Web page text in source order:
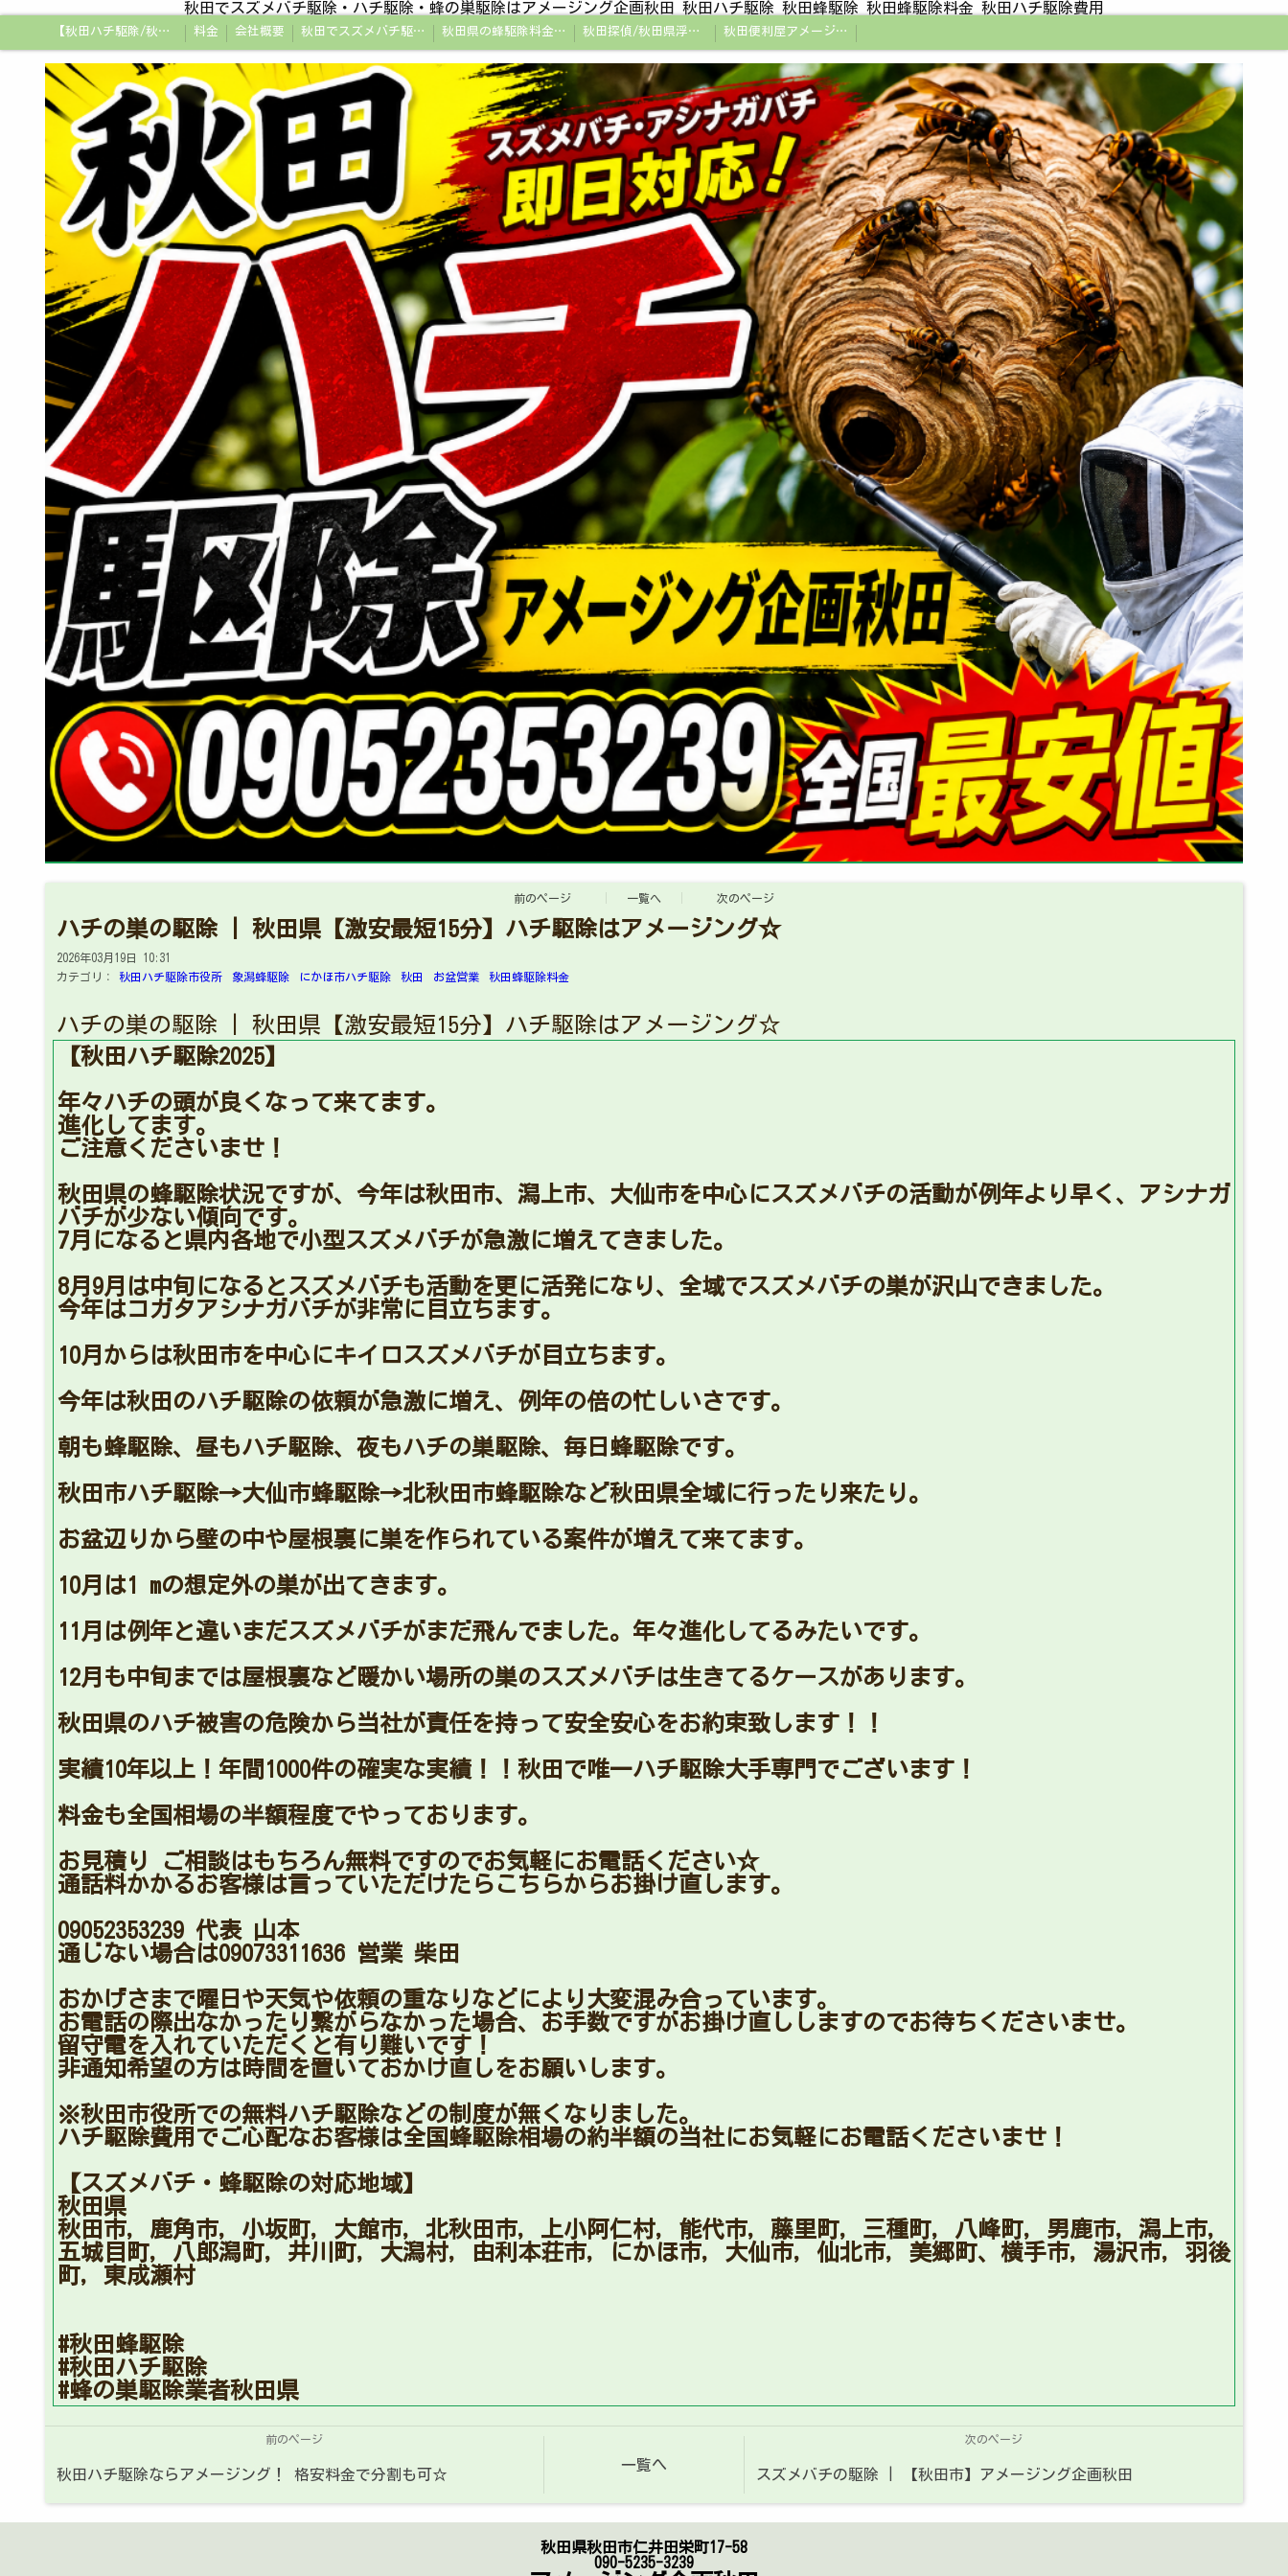
秋田でスズメバチ駆除・ハチ駆除・蜂の巣駆除はアメージング企画秋田 秋田ハチ駆除 秋田蜂駆除 秋田蜂駆除料金 秋田ハチ駆除費用
【秋田ハチ駆除/秋田蜂駆除/スズメバチの巣/ハチの巣専門プロ】 料金 会社概要 秋田でスズメバチ駆除・ハチ駆除・蜂の巣駆除はアメージング企画秋田 秋田県の蜂駆除料金・蜂の巣駆除の相場【全国平均と比較】 秋田探偵/秋田県浮気調査/秋田市万引きGメン 秋田便利屋アメージング企画秋田
前のページ 一覧へ 次のページ
ハチの巣の駆除 | 秋田県【激安最短15分】ハチ駆除はアメージング☆
2026年03月19日 10:31
カテゴリ：
秋田ハチ駆除市役所 象潟蜂駆除 にかほ市ハチ駆除 秋田 お盆営業 秋田蜂駆除料金
ハチの巣の駆除 | 秋田県【激安最短15分】ハチ駆除はアメージング☆
【秋田ハチ駆除2025】
年々ハチの頭が良くなって来てます。
進化してます。
ご注意くださいませ！
秋田県の蜂駆除状況ですが、今年は秋田市、潟上市、大仙市を中心にスズメバチの活動が例年より早く、アシナガ
バチが少ない傾向です。
7月になると県内各地で小型スズメバチが急激に増えてきました。
8月9月は中旬になるとスズメバチも活動を更に活発になり、全域でスズメバチの巣が沢山できました。
今年はコガタアシナガバチが非常に目立ちます。
10月からは秋田市を中心にキイロスズメバチが目立ちます。
今年は秋田のハチ駆除の依頼が急激に増え、例年の倍の忙しいさです。
朝も蜂駆除、昼もハチ駆除、夜もハチの巣駆除、毎日蜂駆除です。
秋田市ハチ駆除→大仙市蜂駆除→北秋田市蜂駆除など秋田県全域に行ったり来たり。
お盆辺りから壁の中や屋根裏に巣を作られている案件が増えて来てます。
10月は1 mの想定外の巣が出てきます。
11月は例年と違いまだスズメバチがまだ飛んでました。年々進化してるみたいです。
12月も中旬までは屋根裏など暖かい場所の巣のスズメバチは生きてるケースがあります。
秋田県のハチ被害の危険から当社が責任を持って安全安心をお約束致します！！
実績10年以上！年間1000件の確実な実績！！秋田で唯一ハチ駆除大手専門でございます！
料金も全国相場の半額程度でやっております。
お見積り ご相談はもちろん無料ですのでお気軽にお電話ください☆
通話料かかるお客様は言っていただけたらこちらからお掛け直します。
09052353239 代表 山本
通じない場合は09073311636 営業 柴田
おかげさまで曜日や天気や依頼の重なりなどにより大変混み合っています。
お電話の際出なかったり繋がらなかった場合、お手数ですがお掛け直ししますのでお待ちくださいませ。
留守電を入れていただくと有り難いです！
非通知希望の方は時間を置いておかけ直しをお願いします。
※秋田市役所での無料ハチ駆除などの制度が無くなりました。
ハチ駆除費用でご心配なお客様は全国蜂駆除相場の約半額の当社にお気軽にお電話くださいませ！
【スズメバチ・蜂駆除の対応地域】
秋田県
秋田市，鹿角市，小坂町，大館市，北秋田市，上小阿仁村，能代市，藤里町，三種町，八峰町，男鹿市，潟上市，
五城目町，八郎潟町，井川町，大潟村，由利本荘市，にかほ市，大仙市，仙北市，美郷町、横手市，湯沢市，羽後
町，東成瀬村
#秋田蜂駆除
#秋田ハチ駆除
#蜂の巣駆除業者秋田県
前のページ
秋田ハチ駆除ならアメージング！ 格安料金で分割も可☆
一覧へ
次のページ
スズメバチの駆除 | 【秋田市】アメージング企画秋田
秋田県秋田市仁井田栄町17-58
090-5235-3239